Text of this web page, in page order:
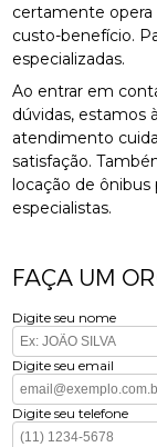
certamente
custo-benefício.
especializadas.
Ao entrar em
dúvidas, estamos
atendimento
satisfação.
locação de ônibus
especialistas.
FAÇA UM
Digite seu nome
Digite seu email
Digite seu telefone